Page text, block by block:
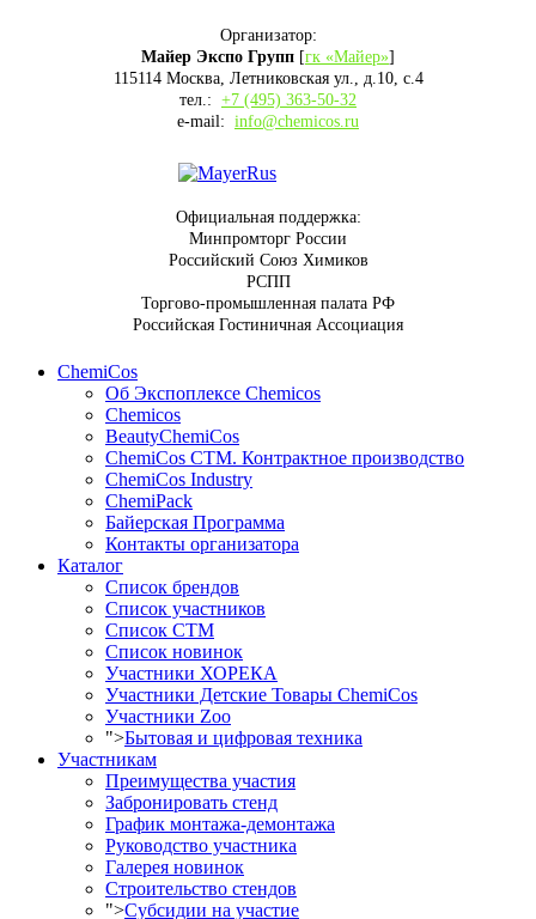
Организатор:
Майер Экспо Групп [гк «Майер»]
115114 Москва, Летниковская ул., д.10, с.4
тел.: +7 (495) 363-50-32
e-mail: info@chemicos.ru
Официальная поддержка:
Минпромторг России
Российский Союз Химиков
РСПП
Торгово-промышленная палата РФ
Российская Гостиничная Ассоциация
ChemiCos
Об Экспоплексе Chemicos
Chemicos
BeautyChemiCos
ChemiCos СТМ. Контрактное производство
ChemiCos Industry
ChemiPack
Байерская Программа
Контакты организатора
Каталог
Список брендов
Список участников
Список СТМ
Список новинок
Участники ХОРЕКА
Участники Детские Товары ChemiCos
Участники Zoo
">Бытовая и цифровая техника
Участникам
Преимущества участия
Забронировать стенд
График монтажа-демонтажа
Руководство участника
Галерея новинок
Строительство стендов
">Субсидии на участие